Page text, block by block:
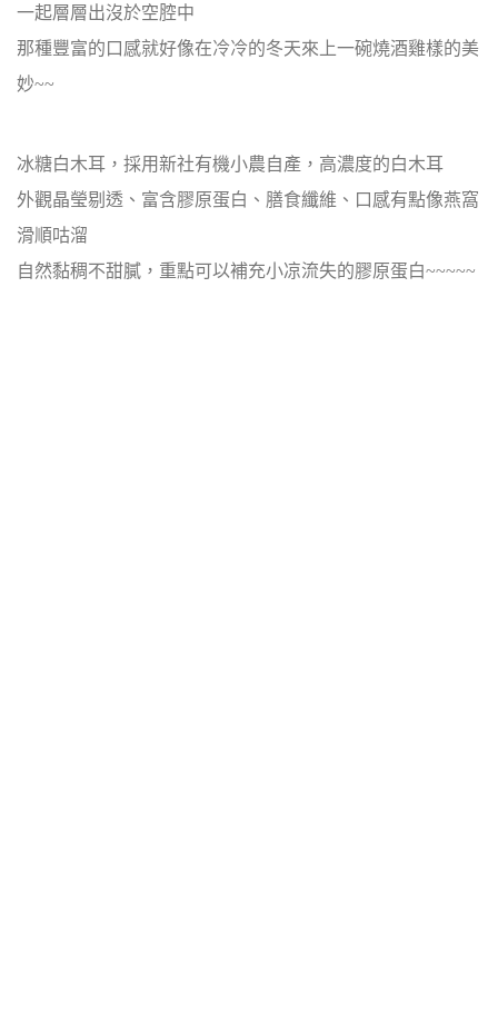
一起層層出沒於空腔中
那種豐富的口感就好像在冷冷的冬天來上一碗燒酒雞樣的美
妙~~
冰糖白木耳，採用新社有機小農自產，高濃度的白木耳
外觀晶瑩剔透、富含膠原蛋白、膳食纖維、口感有點像燕窩
滑順咕溜
自然黏稠不甜膩，重點可以補充小凉流失的膠原蛋白~~~~~